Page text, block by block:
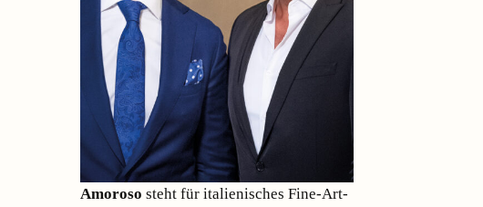
Amoroso steht für italienisches Fine-Art-